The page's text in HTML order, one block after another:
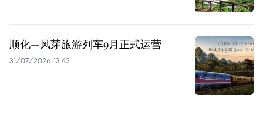
顺化—风芽旅游列车9月正式运营
31/07/2026 13:42